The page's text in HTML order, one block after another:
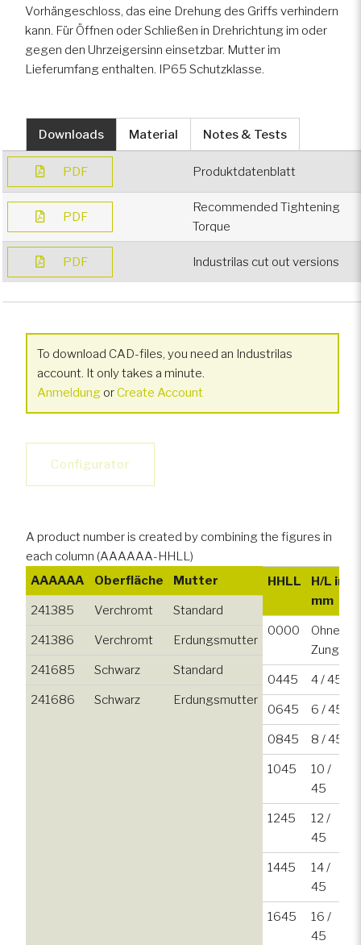
Spezialfahrzeuge
Vorhängeschloss, das eine Drehung des Griffs verhindern
kann. Für Öffnen oder Schließen in Drehrichtung im oder
gegen den Uhrzeigersinn einsetzbar. Mutter im
Lieferumfang enthalten. IP65 Schutzklasse.
Downloads Material Notes & Tests
PDF Produktdatenblatt
PDF
Recommended Tightening
Torque
PDF Industrilas cut out versions
To download CAD-files, you need an Industrilas
account. It only takes a minute.
Anmeldung orCreate Account
Configurator
A product number is created by combining the figures in
each column (AAAAAA-HHLL)
AAAAAA
Oberfläche Mutter
241385 Verchromt Standard
241386 Verchromt Erdungsmutter
241685 Schwarz Standard
241686 Schwarz Erdungsmutter
HHLL
H/L in
mm
0000
Ohne
Zunge
0445 4 / 45
0645 6 / 45
0845 8 / 45
1045
10 /
45
1245
12 /
45
1445
14 /
45
1645
16 /
45